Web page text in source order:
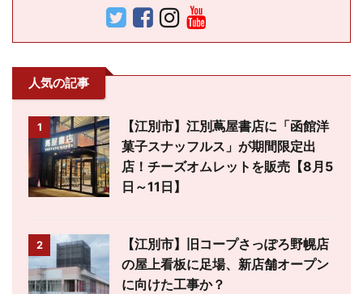
人気の記事
1
【江別市】江別蔦屋書店に「函館洋
菓子スナッフルス」が期間限定出
店！チーズオムレットを販売【8月5
日～11日】
2
【江別市】旧コープさっぽろ野幌店
の屋上看板に足場、新店舗オープン
に向けた工事か？